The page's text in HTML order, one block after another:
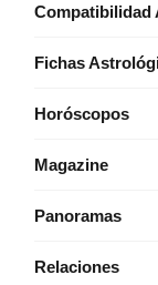
Compatibilidad
Fichas
Horóscopos
Magazine
Panoramas
Relaciones